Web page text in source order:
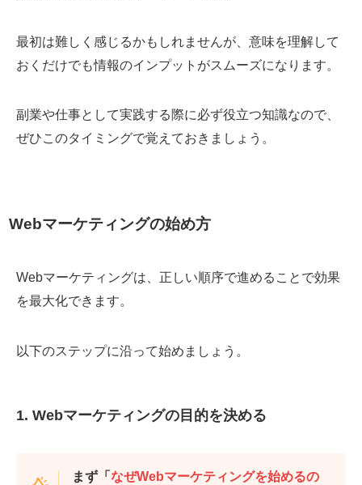
最初は難しく感じるかもしれませんが、意味を理解して
おくだけでも情報のインプットがスムーズになります。
副業や仕事として実践する際に必ず役立つ知識なので、
ぜひこのタイミングで覚えておきましょう。
Webマーケティングの始め方
Webマーケティングは、正しい順序で進めることで効果
を最大化できます。
以下のステップに沿って始めましょう。
1. Webマーケティングの目的を決める
まず「 なぜWebマーケティングを始めるの